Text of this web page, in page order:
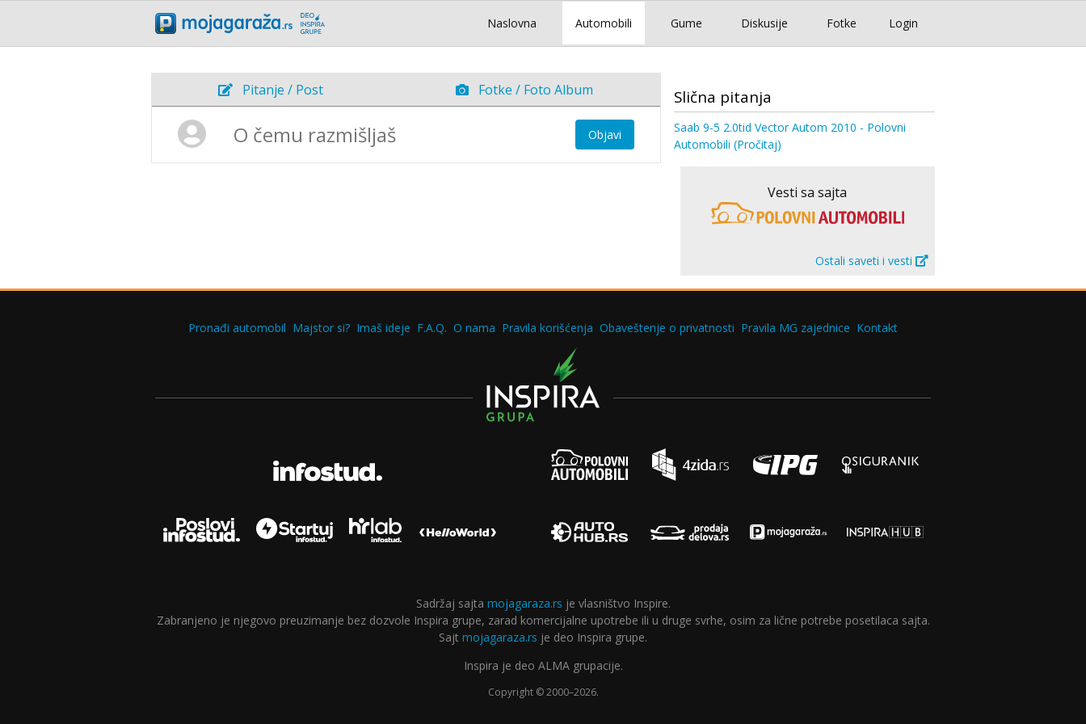
Login
Naslovna Automobili Gume Diskusije Fotke
Pitanje / Post Fotke / Foto Album
Objavi
Slična pitanja
Saab 9-5 2.0tid Vector Autom 2010 - Polovni
Automobili (Pročitaj)
Vesti sa sajta
Ostali saveti i vesti
Pronađi automobil Majstor si? Imaš ideje F.A.Q. O nama Pravila korišćenja Obaveštenje o privatnosti Pravila MG zajednice Kontakt
Sadržaj sajta mojagaraza.rs je vlasništvo Inspire.
Zabranjeno je njegovo preuzimanje bez dozvole Inspira grupe, zarad komercijalne upotrebe ili u druge svrhe, osim za lične potrebe posetilaca sajta.
Sajt mojagaraza.rs je deo Inspira grupe.
Inspira je deo ALMA grupacije.
Copyright © 2000–2026.